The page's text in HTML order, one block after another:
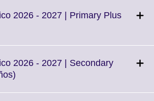
2026 - 2027 | Primary Plus
2026 - 2027 | Secondary